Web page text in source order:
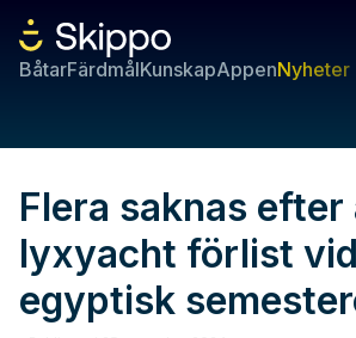
BåtarFärdmålKunskapAppenNyheter
Flera saknas efter
lyxyacht förlist vid
egyptisk